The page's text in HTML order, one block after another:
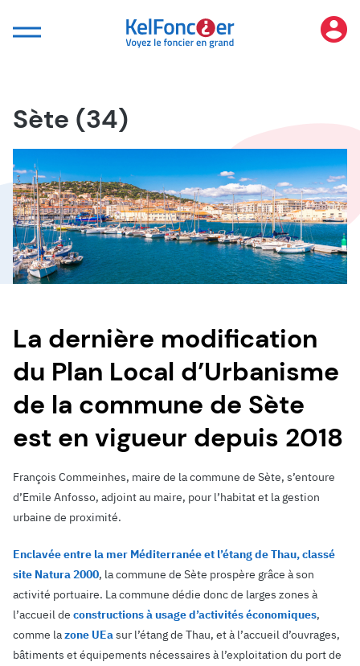
Sète (34)
La dernière modification
du Plan Local d’Urbanisme
de la commune de Sète
est en vigueur depuis 2018
François Commeinhes, maire de la commune de Sète, s’entoure
d’Emile Anfosso, adjoint au maire, pour l’habitat et la gestion
urbaine de proximité.
Enclavée entre la mer Méditerranée et l’étang de Thau, classé
site Natura 2000, la commune de Sète prospère grâce à son
activité portuaire. La commune dédie donc de larges zones à
l’accueil de constructions à usage d’activités économiques,
comme lazone UEasur l’étang de Thau, et à l’accueil d’ouvrages,
bâtiments et équipements nécessaires à l’exploitation du port de